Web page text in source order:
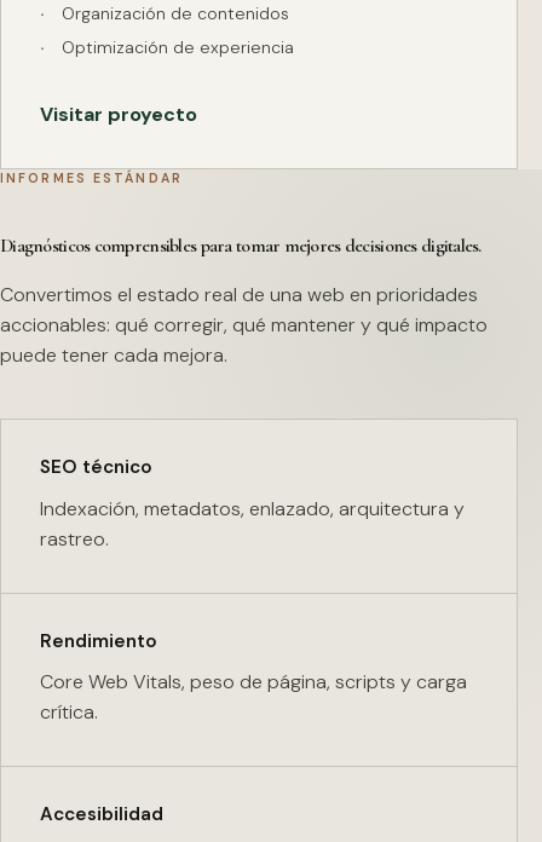
Organización de contenidos
Optimización de experiencia
Visitar proyecto
INFORMES ESTÁNDAR
Diagnósticos comprensibles para tomar mejores decisiones digitales.
Convertimos el estado real de una web en prioridades
accionables: qué corregir, qué mantener y qué impacto
puede tener cada mejora.
SEO técnico
Indexación, metadatos, enlazado, arquitectura y
rastreo.
Rendimiento
Core Web Vitals, peso de página, scripts y carga
crítica.
Accesibilidad